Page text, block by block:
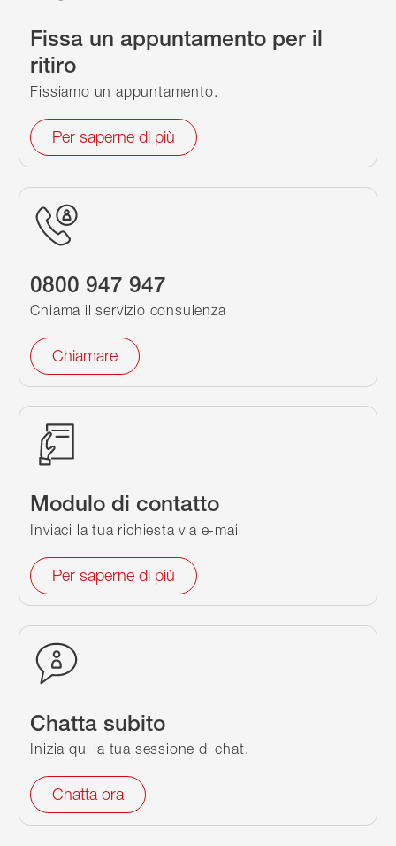
Fissa un appuntamento per il
ritiro
Fissiamo un appuntamento.
Per saperne di più
0800 947 947
Chiama il servizio consulenza
Chiamare
Modulo di contatto
Inviaci la tua richiesta via e-mail
Per saperne di più
Chatta subito
Inizia qui la tua sessione di chat.
Chatta ora